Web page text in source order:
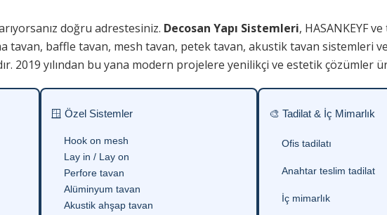
doğru adrestesiniz. Decosan Yapı Sistemleri, HASANKEYF
tavan, baffle tavan, mesh tavan, petek tavan, akustik tavan sistemleri
2019 yılından bu yana modern projelere yenilikçi ve estetik çözümler
🪟 Özel Sistemler
Hook on mesh
Lay in / Lay on
Perfore tavan
Alüminyum tavan
Akustik ahşap tavan
🎨 Tadilat & İç Mimarlık
Ofis tadilatı
Anahtar teslim tadilat
İç mimarlık